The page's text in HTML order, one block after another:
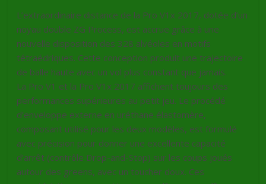
L’extraordinaire distance de la Pro V1x 2017, dotée d’un
noyau double ZG Process, est accrue grâce à une
nouvelle disposition des 328 alvéoles en motifs
tétraédriques. Cette conception produit une trajectoire
de balle haute avec un vol plus constant que jamais.
La Pro V1 et la Pro V1x 2017 affichent toujours des
performances supérieures au petit jeu. Le procédé
d’enveloppe externe en uréthane élastomère,
composant utilisé pour les deux modèles, est formulé
avec précision pour donner une excellente capacité
d’arrêt (contrôle Drop-and-Stop) sur les coups joués
autour des greens, avec un toucher doux. Ces